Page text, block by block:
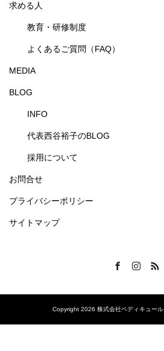
求める人
教育・研修制度
よくあるご質問（FAQ）
MEDIA
BLOG
INFO
代表西谷裕子のBLOG
採用について
お問合せ
プライバシーポリシー
サイトマップ
Facebook
Copyright 2026 株式会社ペディキュール